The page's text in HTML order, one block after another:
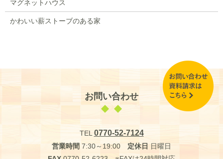
マグネットハウス
かわいい薪ストーブのある家
お問い合わせ
TEL0770-52-7124
営業時間 7:30～19:00 定休日 日曜日